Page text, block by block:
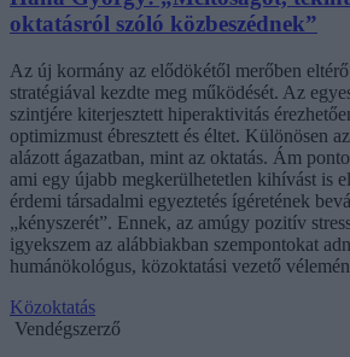
oktatásról szóló közbeszédnek”
Az új kormány az elődökétől merőben
stratégiával kezdte meg működését. Az
szintjére kiterjesztett hiperaktivitás
optimizmust ébresztett és éltet. Különösen
alázott ágazatban, mint az oktatás. Ám
ami egy újabb megkerülhetetlen kihívást is
érdemi társadalmi egyeztetés ígéretének
„kényszerét”. Ennek, az amúgy pozitív
igyekszem az alábbiakban szempontokat
humánökológus, közoktatási vezető
Közoktatás
Vendégszerző